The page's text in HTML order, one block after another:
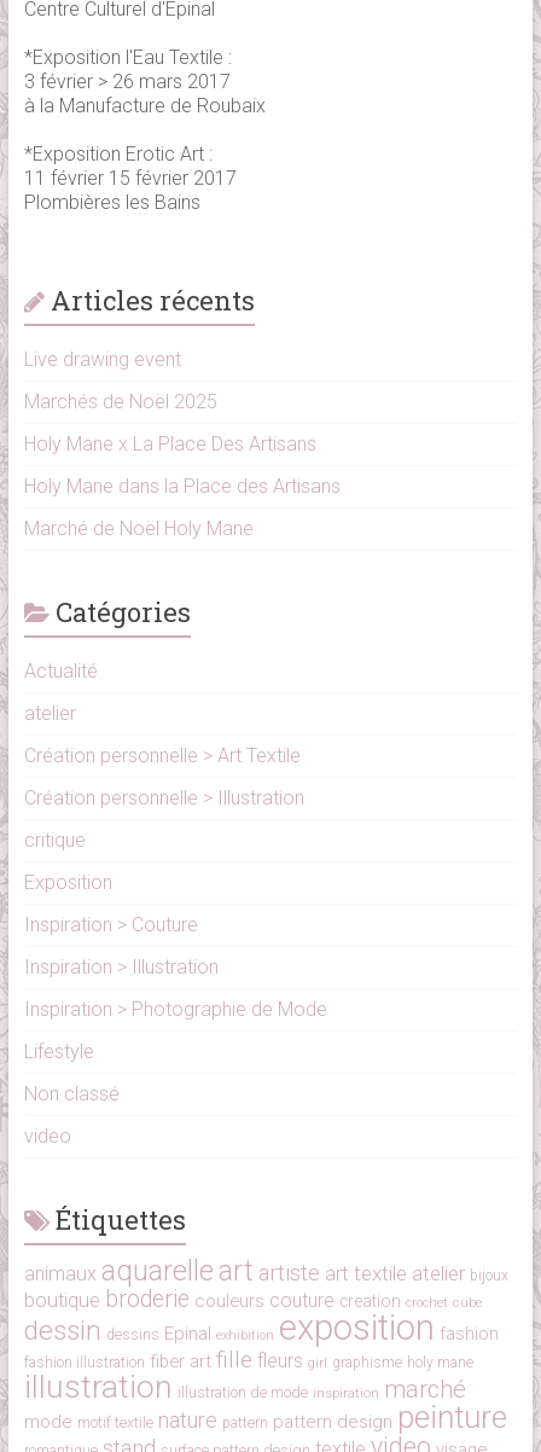
Centre Culturel d'Epinal
*Exposition l'Eau Textile :
3 février > 26 mars 2017
à la Manufacture de Roubaix
*Exposition Erotic Art :
11 février 15 février 2017
Plombières les Bains
Articles récents
Live drawing event
Marchés de Noël 2025
Holy Mane x La Place Des Artisans
Holy Mane dans la Place des Artisans
Marché de Noël Holy Mane
Catégories
Actualité
atelier
Création personnelle > Art Textile
Création personnelle > Illustration
critique
Exposition
Inspiration > Couture
Inspiration > Illustration
Inspiration > Photographie de Mode
Lifestyle
Non classé
video
Étiquettes
animaux aquarelle art artiste art textile atelier bijoux
boutique broderie couleurs couture creation crochet cube
dessin dessins Epinal exhibition exposition fashion
fashion illustration fiber art fille fleurs girl graphisme holy mane
illustration illustration de mode inspiration marché
mode motif textile nature pattern pattern design peinture